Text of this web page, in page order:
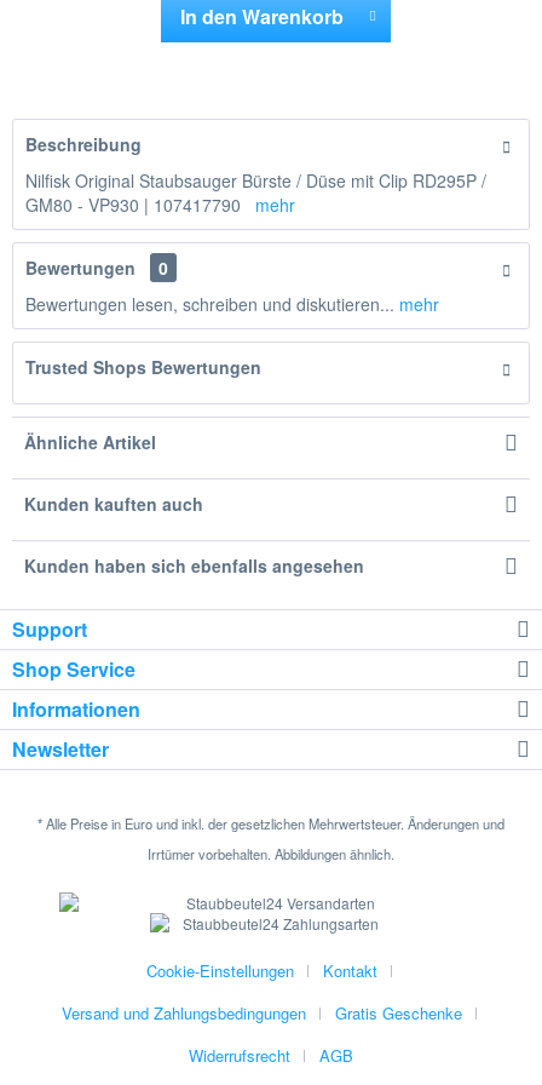
In den Warenkorb
Beschreibung
Nilfisk Original Staubsauger Bürste / Düse mit Clip RD295P /
GM80 - VP930 | 107417790 mehr
Bewertungen
0
Bewertungen lesen, schreiben und diskutieren... mehr
Trusted Shops Bewertungen
Ähnliche Artikel
Kunden kauften auch
Kunden haben sich ebenfalls angesehen
Support
Shop Service
Informationen
Newsletter
* Alle Preise in Euro und inkl. der gesetzlichen Mehrwertsteuer. Änderungen und
Irrtümer vorbehalten. Abbildungen ähnlich.
Cookie-Einstellungen
Kontakt
Versand und Zahlungsbedingungen
Gratis Geschenke
Widerrufsrecht
AGB